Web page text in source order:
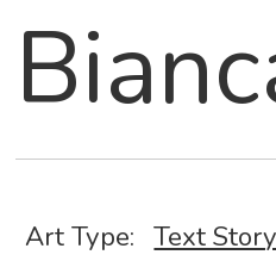
Art Type: Text Story